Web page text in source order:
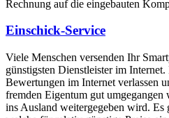
Rechnung auf die eingebauten
Einschick-Service
Viele Menschen versenden Ihr
günstigsten Dienstleister im
Bewertungen im Internet verlassen
fremden Eigentum gut
ins Ausland weitergegeben wird.